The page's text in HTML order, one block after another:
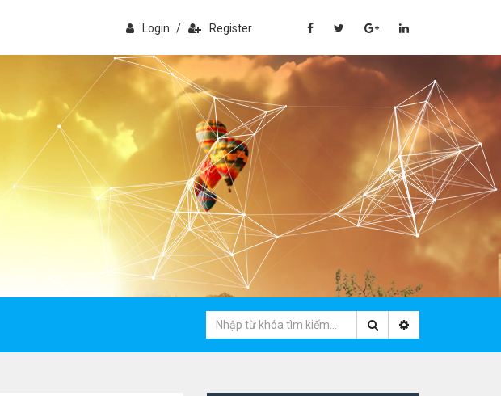
Login / Register